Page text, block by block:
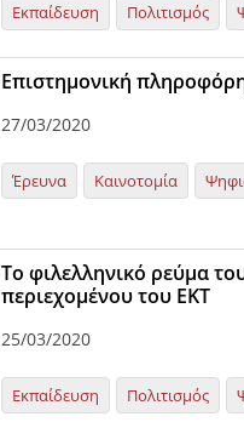
Εκπαίδευση Πολιτισμός
Επιστημονική
27/03/2020
Έρευνα Καινοτομία
Το φιλελληνικό ρεύμα
περιεχομένου του ΕΚΤ
25/03/2020
Εκπαίδευση Πολιτισμός